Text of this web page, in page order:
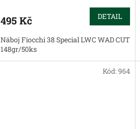
495 Kč DETAIL
Náboj Fiocchi 38 Special LWC WAD CUT
148gr/50ks
Kód:964